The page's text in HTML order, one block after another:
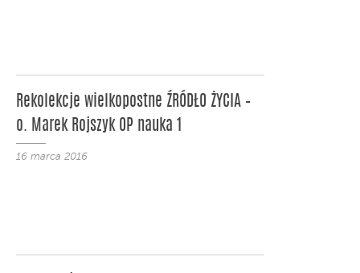
Rekolekcje wielkopostne ŹRÓDŁO ŻYCIA –
o. Marek Rojszyk OP nauka 1
16 marca 2016